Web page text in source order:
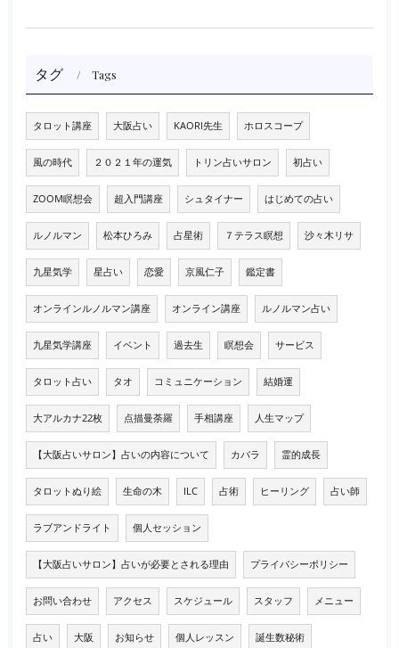
タグ Tags
タロット講座 大阪占い KAORI先生 ホロスコープ
風の時代 ２０２１年の運気 トリン占いサロン 初占い
ZOOM瞑想会 超入門講座 シュタイナー はじめての占い
ルノルマン 松本ひろみ 占星術 ７テラス瞑想 沙々木リサ
九星気学 星占い 恋愛 京風仁子 鑑定書
オンラインルノルマン講座 オンライン講座 ルノルマン占い
九星気学講座 イベント 過去生 瞑想会 サービス
タロット占い タオ コミュニケーション 結婚運
大アルカナ22枚 点描曼荼羅 手相講座 人生マップ
【大阪占いサロン】占いの内容について カバラ 霊的成長
タロットぬり絵 生命の木 ILC 占術 ヒーリング 占い師
ラブアンドライト 個人セッション
【大阪占いサロン】占いが必要とされる理由 プライバシーポリシー
お問い合わせ アクセス スケジュール スタッフ メニュー
占い 大阪 お知らせ 個人レッスン 誕生数秘術